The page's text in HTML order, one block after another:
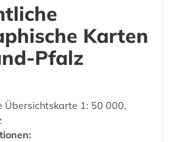
Karten
Pfalz
Übersichtskarte 1: 50 000,